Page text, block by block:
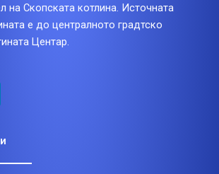
на Скопската котлина. Источната
е до централното градтско
Центар.